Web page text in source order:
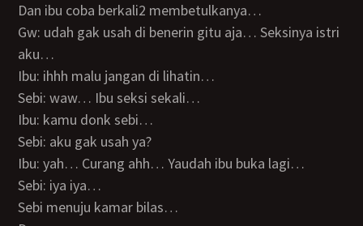
Dan ibu coba berkali2 membetulkanya…
Gw: udah gak usah di benerin gitu aja… Seksinya istri
aku…
Ibu: ihhh malu jangan di lihatin…
Sebi: waw… Ibu seksi sekali…
Ibu: kamu donk sebi…
Sebi: aku gak usah ya?
Ibu: yah… Curang ahh… Yaudah ibu buka lagi…
Sebi: iya iya…
Sebi menuju kamar bilas…